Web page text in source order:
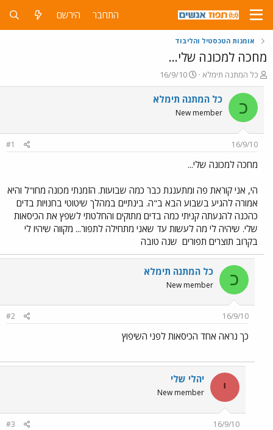
התחבר הירשם
אומנות הטכסטיל והליבוד
מחכה למכונה שלי...
פ
ו
ת
ח
ה
ו
ש
א
כל המתנה תימלא
פ
ו
ר
ם
16/9/10
כ כל המתנה תימלא
New member
16/9/10
#1
מחכה למכונה שלי...
הי, אני קוראת פה ומתענגת כבר כמה שבועות. הזמנתי מכונה מחו"ל והיא
אמורה להגיע בשבוע הבא ב"ה. בינתיים במהלך שיטוטי בחנויות בדים
כהכנה להגעתה קניתי כמה בדים מתוקים והחלטתי לשפץ את הכיסאות
שלי. שיהיה לי מה לעשות עד שאני מתחילה לתפור... מקווה שיהיו לי
בקרוב תוצרים תפורים שנה טובה
כ כל המתנה תימלא
New member
16/9/10
#2
כך נראה אחד הכיסאות לפני השיפוץ
י יהלי שלי
New member
16/9/10
#3